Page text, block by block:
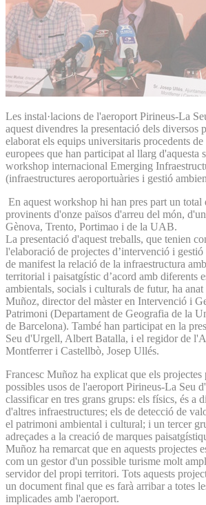
Les instal·lacions de l'aeroport Pirineus-La
aquest divendres la presentació dels diversos
elaborat els equips universitaris procedents
europees que han participat al llarg d'aquesta
workshop internacional Emerging
(infraestructures aeroportuàries i gestió
En aquest workshop hi han pres part un total
provinents d'onze països d'arreu del món,
Gènova, Trento, Portimao i de la UAB.
La presentació d'aquest treballs, que tenien
l'elaboració de projectes d’intervenció i
de manifest la relació de la infraestructura
territorial i paisatgístic d’acord amb diferents
ambientals, socials i culturals de futur, ha anat
Muñoz, director del màster en Intervenció i
Patrimoni (Departament de Geografia de la
de Barcelona). També han participat en la
Seu d'Urgell, Albert Batalla, i el regidor de
Montferrer i Castellbò, Josep Ullés.
Francesc Muñoz ha explicat que els projectes
possibles usos de l'aeroport Pirineus-La Seu
classificar en tres grans grups: els físics, és a
d'altres infraestructures; els de detecció de
el patrimoni ambiental i cultural; i un tercer
adreçades a la creació de marques
Muñoz ha remarcat que en aquests projectes
com un gestor d'un possible turisme molt
servidor del propi territori. Tots aquests
un document final que es farà arribar a totes
implicades amb l'aeroport.